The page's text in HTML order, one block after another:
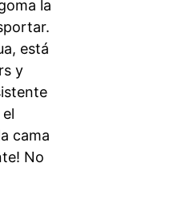
la
está
y
cama
No